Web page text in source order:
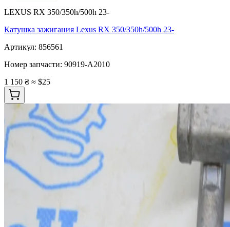
LEXUS RX 350/350h/500h 23-
Катушка зажигания Lexus RX 350/350h/500h 23-
Артикул: 856561
Номер запчасти: 90919-A2010
1 150 ₴ ≈ $25